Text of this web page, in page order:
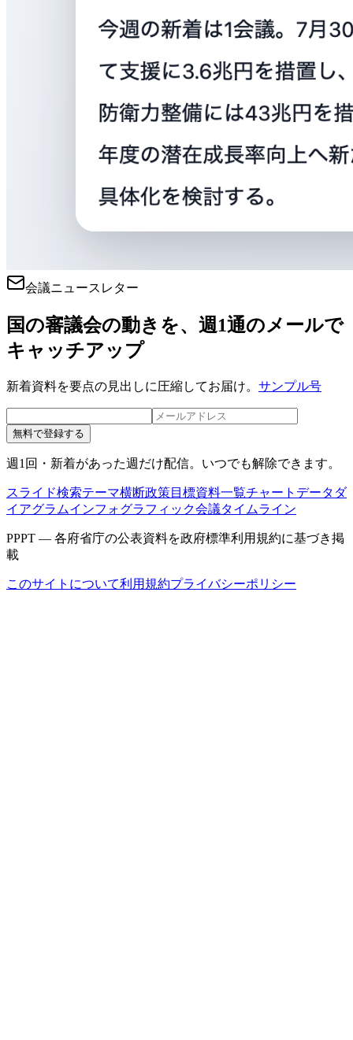
会議ニュースレター
国の審議会の動きを、週1通のメールで
キャッチアップ
新着資料を要点の見出しに圧縮してお届け。 サンプル号
無料で登録する
週1回・新着があった週だけ配信。いつでも解除できます。
スライド検索テーマ横断政策目標資料一覧チャートデータ ダ
イアグラムインフォグラフィック会議タイムライン
PPPT — 各府省庁の公表資料を政府標準利用規約に基づき掲
載
このサイトについて利用規約プライバシーポリシー